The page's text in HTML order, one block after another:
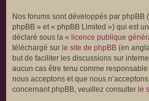
Nos forums sont développés par phpBB
phpBB » et « phpBB Limited ») qui est
déclaré sous la « licence publique
téléchargé sur le site de phpBB (en
but de faciliter les discussions sur
aucun cas être tenu comme
nous acceptons et que nous
concernant phpBB, veuillez consulter le